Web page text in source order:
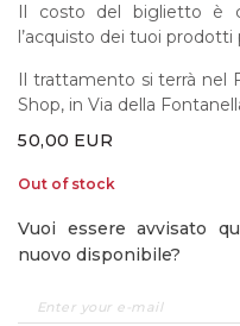
Il costo del biglietto è
l’acquisto dei tuoi
Il trattamento si terrà nel
Shop, in Via della
50,00 EUR
Out of stock
Vuoi essere avvisato
nuovo disponibile?